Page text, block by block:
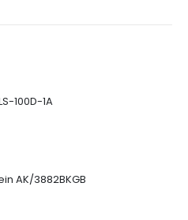
100D-1A
AK/3882BKGB